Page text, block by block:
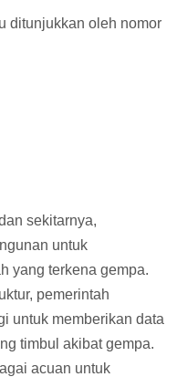
ditunjukkan oleh nomor
sekitarnya,
untuk
yang terkena gempa.
pemerintah
untuk memberikan data
timbul akibat gempa.
acuan untuk